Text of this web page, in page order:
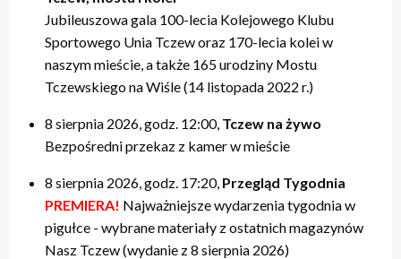
Jubileuszowa gala 100-lecia Kolejowego Klubu
Sportowego Unia Tczew oraz 170-lecia kolei w
naszym mieście, a także 165 urodziny Mostu
Tczewskiego na Wiśle (14 listopada 2022 r.)
8 sierpnia 2026, godz. 12:00, Tczew na żywo
Bezpośredni przekaz z kamer w mieście
8 sierpnia 2026, godz. 17:20, Przegląd Tygodnia
PREMIERA! Najważniejsze wydarzenia tygodnia w
pigułce - wybrane materiały z ostatnich magazynów
Nasz Tczew (wydanie z 8 sierpnia 2026)